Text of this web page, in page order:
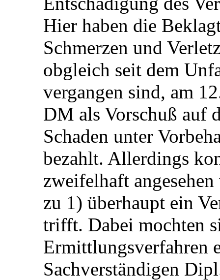
Hier haben die
Schmerzen und
obgleich seit dem
vergangen sind, am
DM als Vorschuß auf
Schaden unter
bezahlt. Allerdings
zweifelhaft
zu 1) überhaupt ein
trifft. Dabei mochten
Ermittlungsverfahren
Sachverständigen